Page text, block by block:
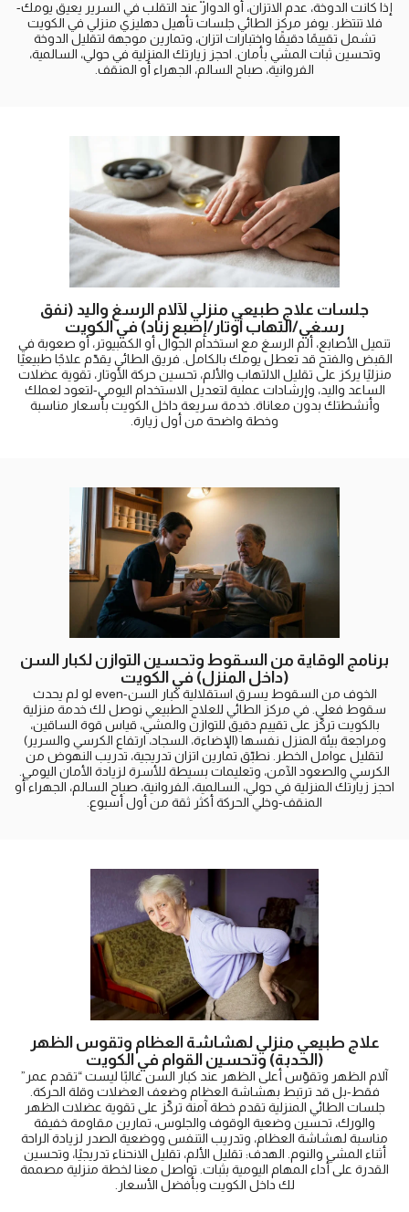
إذا كانت الدوخة، عدم الاتزان، أو الدوار عند التقلب في السرير يعيق يومك-
فلا تنتظر. يوفر مركز الطائي جلسات تأهيل دهليزي منزلي في الكويت
تشمل تقييمًا دقيقًا واختبارات اتزان، وتمارين موجهة لتقليل الدوخة
وتحسين ثبات المشي بأمان. احجز زيارتك المنزلية في حولي، السالمية،
الفروانية، صباح السالم، الجهراء أو المنقف.
جلسات علاج طبيعي منزلي لآلام الرسغ واليد (نفق
رسغي/التهاب أوتار/إصبع زناد) في الكويت
تنميل الأصابع، ألم الرسغ مع استخدام الجوال أو الكمبيوتر، أو صعوبة في
القبض والفتح قد تعطل يومك بالكامل. فريق الطائي يقدّم علاجًا طبيعيًا
منزليًا يركز على تقليل الالتهاب والألم، تحسين حركة الأوتار، تقوية عضلات
الساعد واليد، وإرشادات عملية لتعديل الاستخدام اليومي-لتعود لعملك
وأنشطتك بدون معاناة. خدمة سريعة داخل الكويت بأسعار مناسبة
وخطة واضحة من أول زيارة.
برنامج الوقاية من السقوط وتحسين التوازن لكبار السن
(داخل المنزل) في الكويت
الخوف من السقوط يسرق استقلالية كبار السن-even لو لم يحدث
سقوط فعلي. في مركز الطائي للعلاج الطبيعي نوصل لك خدمة منزلية
بالكويت تركّز على تقييم دقيق للتوازن والمشي، قياس قوة الساقين،
ومراجعة بيئة المنزل نفسها (الإضاءة، السجاد، ارتفاع الكرسي والسرير)
لتقليل عوامل الخطر. نطبّق تمارين اتزان تدريجية، تدريب النهوض من
الكرسي والصعود الآمن، وتعليمات بسيطة للأسرة لزيادة الأمان اليومي.
احجز زيارتك المنزلية في حولي، السالمية، الفروانية، صباح السالم، الجهراء أو
المنقف-وخلي الحركة أكثر ثقة من أول أسبوع.
علاج طبيعي منزلي لهشاشة العظام وتقوس الظهر
(الحدبة) وتحسين القوام في الكويت
آلام الظهر وتقوّس أعلى الظهر عند كبار السن غالبًا ليست “تقدم عمر”
فقط-بل قد ترتبط بهشاشة العظام وضعف العضلات وقلة الحركة.
جلسات الطائي المنزلية تقدم خطة آمنة تركّز على تقوية عضلات الظهر
والورك، تحسين وضعية الوقوف والجلوس، تمارين مقاومة خفيفة
مناسبة لهشاشة العظام، وتدريب التنفس ووضعية الصدر لزيادة الراحة
أثناء المشي والنوم. الهدف: تقليل الألم، تقليل الانحناء تدريجيًا، وتحسين
القدرة على أداء المهام اليومية بثبات. تواصل معنا لخطة منزلية مصممة
لك داخل الكويت وبأفضل الأسعار.